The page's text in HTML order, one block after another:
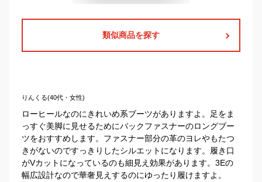
類似商品を探す
りんくる(40代・女性)
ローヒールなのにきれいめ系ブーツがありますよ。足をま
っすぐ美脚に見せるためにバックファスナーのロングブー
ツをおすすめします。ファスナー部分の革のヨレやもたつ
きがないのですっきりしたシルエットになります。履き口
がVカットになっているのも細見え効果があります。3Eの
幅広設計なので華奢見えするのにゆったり履けますよ。